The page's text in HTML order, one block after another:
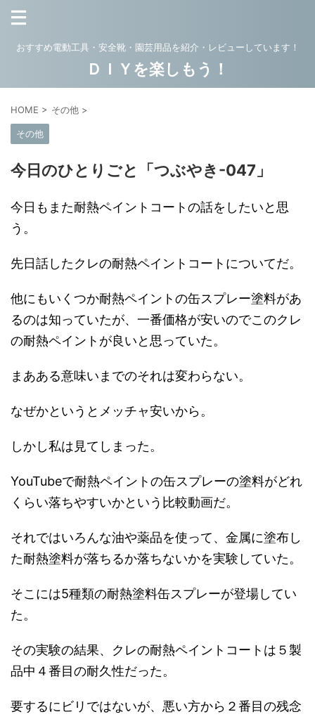
おすすめ電動工具・安全靴・園芸用品を紹介・レビューしています！
ＤＩＹを楽しもう！
HOME > その他 >
その他
今日のひとりごと「つぶやき-047」
今日もまた耐熱ペイントコートの話をしたいと思
う。
先日話したクレの耐熱ペイントコートについてだ。
他にもいくつか耐熱ペイントの缶スプレー塗料があ
るのは知っていたが、一番価格が安いのでこのクレ
の耐熱ペイントが良いと思っていた。
まあある意味いまでのそれは変わらない。
なぜかというとメッチャ安いから。
しかし私は見てしまった。
YouTubeで耐熱ペイントの缶スプレーの塗料がどれ
くらい落ちやすいかという比較動画だ。
それではいろんな油や薬品を使って、金属に塗布し
た耐熱塗料が落ちるか落ちないかを実験していた。
そこには5種類の耐熱塗料缶スプレーが登場してい
た。
その実験の結果、クレの耐熱ペイントコートは５製
品中４番目の耐久性だった。
要するにビリではないが、悪い方から２番目の残念